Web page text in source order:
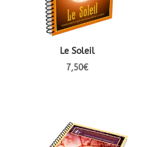
Le Soleil
7,50€